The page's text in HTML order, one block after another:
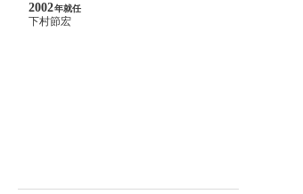
2002年就任
下村節宏